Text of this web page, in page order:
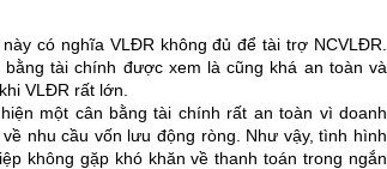
có nghĩa VLĐR không đủ để tài trợ NCVLĐR.
tài chính được xem là cũng khá an toàn và
VLĐR rất lớn.
một cân bằng tài chính rất an toàn vì doanh
nhu cầu vốn lưu động ròng. Như vậy, tình hình
không gặp khó khăn về thanh toán trong ngắn